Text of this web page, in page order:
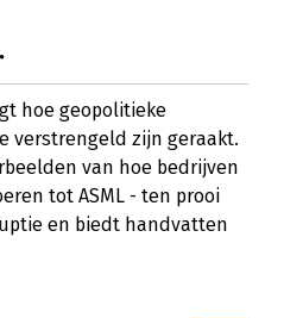
hoe geopolitieke
verstrengeld zijn geraakt.
van hoe bedrijven
tot ASML - ten prooi
en biedt handvatten